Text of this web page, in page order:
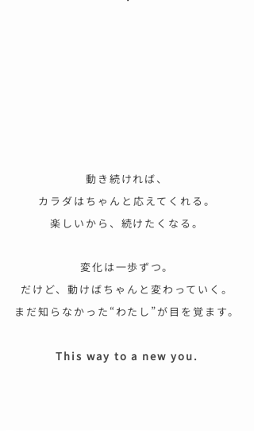
動き続ければ、
カラダはちゃんと応えてくれる。
楽しいから、続けたくなる。
変化は一歩ずつ。
だけど、動けばちゃんと変わっていく。
まだ知らなかった“わたし”が目を覚ます。
This way to a new you.